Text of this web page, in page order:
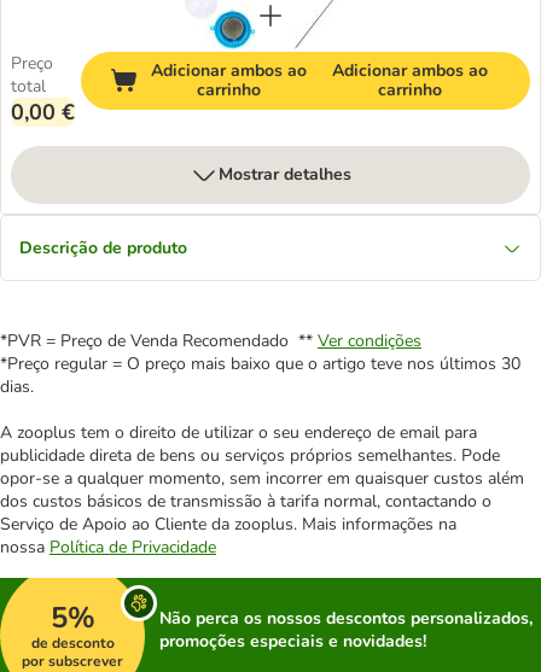
Preço
total
0,00 €
Adicionar ambos ao
carrinho
Adicionar ambos ao
carrinho
Mostrar detalhes
Descrição de produto
*PVR = Preço de Venda Recomendado ** Ver condições
*Preço regular = O preço mais baixo que o artigo teve nos últimos 30
dias.
A zooplus tem o direito de utilizar o seu endereço de email para
publicidade direta de bens ou serviços próprios semelhantes. Pode
opor-se a qualquer momento, sem incorrer em quaisquer custos além
dos custos básicos de transmissão à tarifa normal, contactando o
Serviço de Apoio ao Cliente da zooplus. Mais informações na
nossa Política de Privacidade
5%
de desconto
por subscrever
Não perca os nossos descontos personalizados,
promoções especiais e novidades!